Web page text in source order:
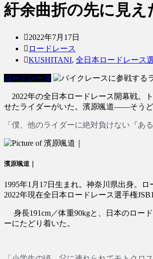
紆余曲折の先に見
2022年7月17日
ロードレース
KUSHITANI, 全日本ロードレース
ロードレース
2022年の全日本ロードレース開幕戦。
せたライダーがいた。濱原颯道――そうど
「僕、他のライダーに絶対負けない『あ
濱原颯道｜
1995年1月17日生まれ。神奈川県出身。
2022年現在全日本ロードレース選手権
身長191cm／体重90kgと、日本のロー
ーにたどり着いた。